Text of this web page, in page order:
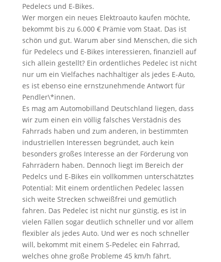
Pedelecs und E-Bikes.
Wer morgen ein neues Elektroauto kaufen möchte,
bekommt bis zu 6.000 € Prämie vom Staat. Das ist
schön und gut. Warum aber sind Menschen, die sich
für Pedelecs und E-Bikes interessieren, finanziell auf
sich allein gestellt? Ein ordentliches Pedelec ist nicht
nur um ein Vielfaches nachhaltiger als jedes E-Auto,
es ist ebenso eine ernstzunehmende Antwort für
Pendler\*innen.
Es mag am Automobilland Deutschland liegen, dass
wir zum einen ein völlig falsches Verstädnis des
Fahrrads haben und zum anderen, in bestimmten
industriellen Interessen begründet, auch kein
besonders großes Interesse an der Förderung von
Fahrrädern haben. Dennoch liegt im Bereich der
Pedelcs und E-Bikes ein vollkommen unterschätztes
Potential: Mit einem ordentlichen Pedelec lassen
sich weite Strecken schweißfrei und gemütlich
fahren. Das Pedelec ist nicht nur günstig, es ist in
vielen Fällen sogar deutlich schneller und vor allem
flexibler als jedes Auto. Und wer es noch schneller
will, bekommt mit einem S-Pedelec ein Fahrrad,
welches ohne große Probleme 45 km/h fährt.